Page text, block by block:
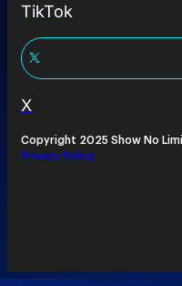
TikTok
X
Copyright 2025 Show No
Privacy Policy